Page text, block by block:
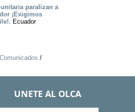
paralizan a
¡Exigimos
Ecuador
Comunicados /
UNETE AL OLCA